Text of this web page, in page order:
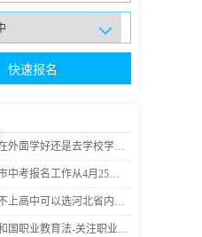
快速报名
学汽修技术在外面学好还是去学校学好？保定交通学校
2022年保定市中考报名工作从4月25日开始
初中毕业考不上高中可以选河北省内什么学校？
中华人民共和国职业教育法-关注职业教育